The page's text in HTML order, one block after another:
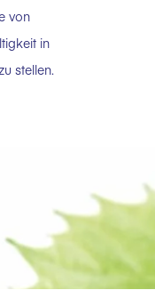
von
in
stellen.